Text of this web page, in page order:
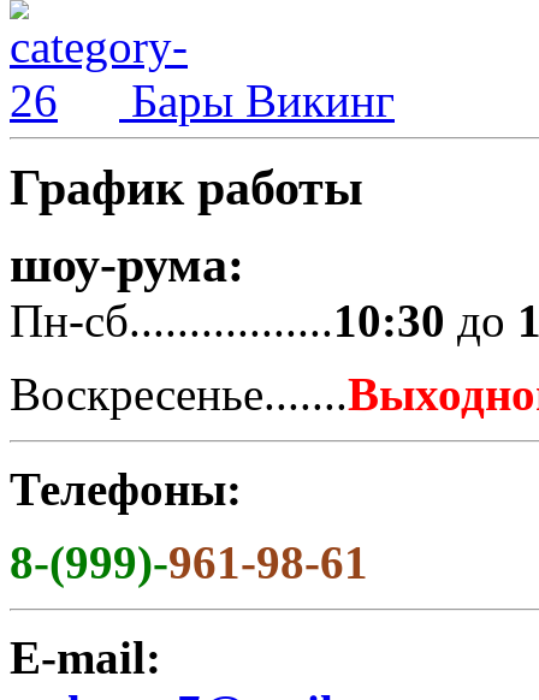
Бары Викинг
График работы
шоу-рума:
Пн-сб.................10:30 до
Воскресенье.......
Телефоны:
8-(999)-961-98-61
E-mail: